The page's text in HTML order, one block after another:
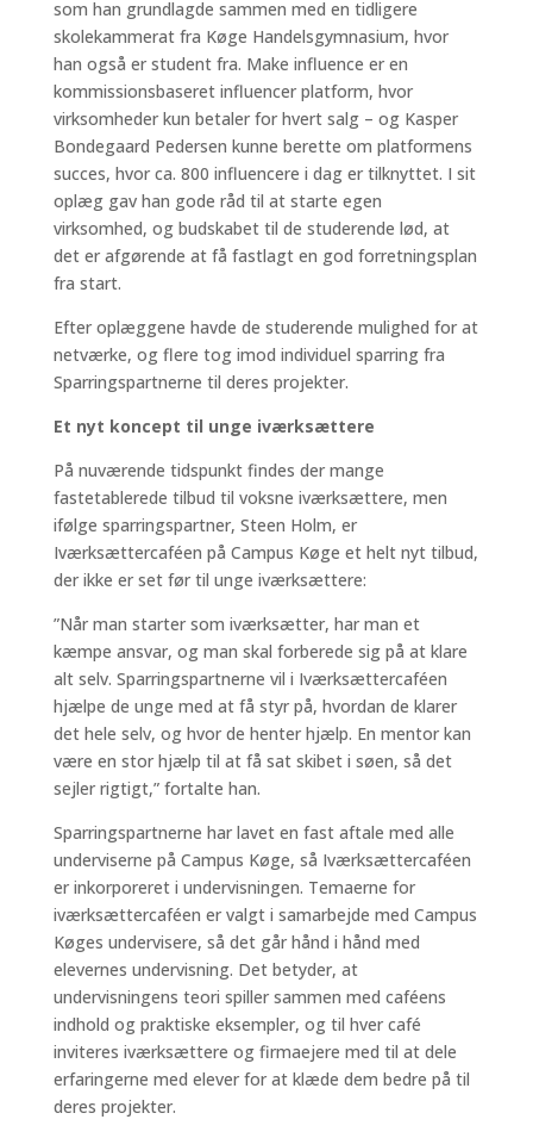
som han grundlagde sammen med en tidligere
skolekammerat fra Køge Handelsgymnasium, hvor
han også er student fra. Make influence er en
kommissionsbaseret influencer platform, hvor
virksomheder kun betaler for hvert salg – og Kasper
Bondegaard Pedersen kunne berette om platformens
succes, hvor ca. 800 influencere i dag er tilknyttet. I sit
oplæg gav han gode råd til at starte egen
virksomhed, og budskabet til de studerende lød, at
det er afgørende at få fastlagt en god forretningsplan
fra start.
Efter oplæggene havde de studerende mulighed for at
netværke, og flere tog imod individuel sparring fra
Sparringspartnerne til deres projekter.
Et nyt koncept til unge iværksættere
På nuværende tidspunkt findes der mange
fastetablerede tilbud til voksne iværksættere, men
ifølge sparringspartner, Steen Holm, er
Iværksættercaféen på Campus Køge et helt nyt tilbud,
der ikke er set før til unge iværksættere:
”Når man starter som iværksætter, har man et
kæmpe ansvar, og man skal forberede sig på at klare
alt selv. Sparringspartnerne vil i Iværksættercaféen
hjælpe de unge med at få styr på, hvordan de klarer
det hele selv, og hvor de henter hjælp. En mentor kan
være en stor hjælp til at få sat skibet i søen, så det
sejler rigtigt,” fortalte han.
Sparringspartnerne har lavet en fast aftale med alle
underviserne på Campus Køge, så Iværksættercaféen
er inkorporeret i undervisningen. Temaerne for
iværksættercaféen er valgt i samarbejde med Campus
Køges undervisere, så det går hånd i hånd med
elevernes undervisning. Det betyder, at
undervisningens teori spiller sammen med caféens
indhold og praktiske eksempler, og til hver café
inviteres iværksættere og firmaejere med til at dele
erfaringerne med elever for at klæde dem bedre på til
deres projekter.